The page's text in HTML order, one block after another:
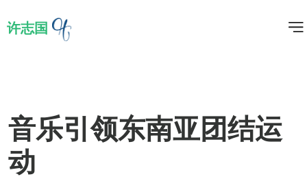
许志国
音乐引领东南亚团结运
动